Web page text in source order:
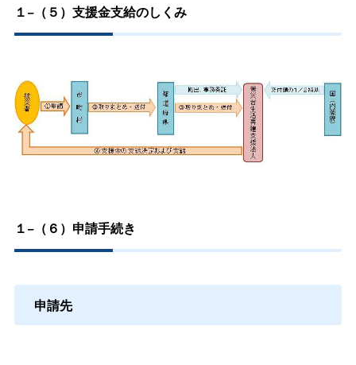
１−（５）支援金支給のしくみ
１−（６）申請手続き
申請先